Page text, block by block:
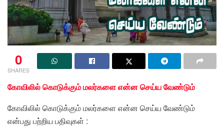
0
SHARES
கோவிலில் கொடுக்கும் மலர்களை என்ன செய்ய வேண்டும்
கோவிலில் கொடுக்கும் மலர்களை என்ன செய்ய வேண்டும்
என்பது பற்றிய பதிவுகள் :